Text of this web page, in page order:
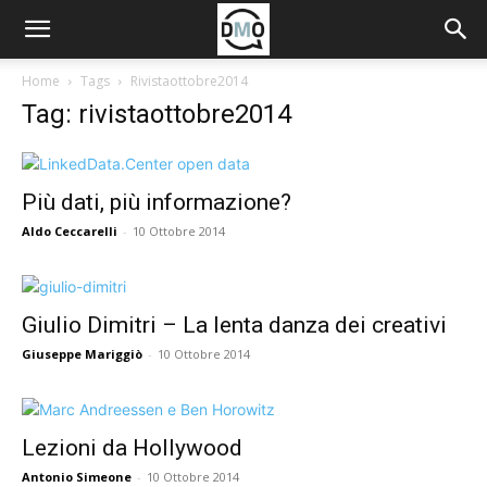
Home Tags Rivistaottobre2014
Tag: rivistaottobre2014
Più dati, più informazione?
Aldo Ceccarelli - 10 Ottobre 2014
Giulio Dimitri – La lenta danza dei creativi
Giuseppe Mariggiò - 10 Ottobre 2014
Lezioni da Hollywood
Antonio Simeone - 10 Ottobre 2014